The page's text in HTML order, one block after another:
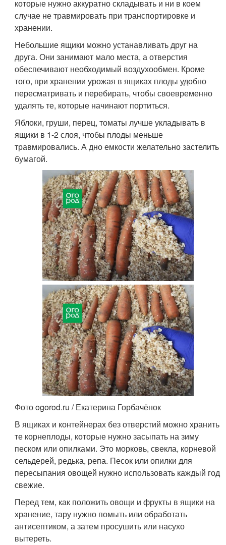
которые нужно аккуратно складывать и ни в коем
случае не травмировать при транспортировке и
хранении.
Небольшие ящики можно устанавливать друг на
друга. Они занимают мало места, а отверстия
обеспечивают необходимый воздухообмен. Кроме
того, при хранении урожая в ящиках плоды удобно
пересматривать и перебирать, чтобы своевременно
удалять те, которые начинают портиться.
Яблоки, груши, перец, томаты лучше укладывать в
ящики в 1-2 слоя, чтобы плоды меньше
травмировались. А дно емкости желательно застелить
бумагой.
Фото ogorod.ru / Екатерина Горбачёнок
В ящиках и контейнерах без отверстий можно хранить
те корнеплоды, которые нужно засыпать на зиму
песком или опилками. Это морковь, свекла, корневой
сельдерей, редька, репа. Песок или опилки для
пересыпания овощей нужно использовать каждый год
свежие.
Перед тем, как положить овощи и фрукты в ящики на
хранение, тару нужно помыть или обработать
антисептиком, а затем просушить или насухо
вытереть.